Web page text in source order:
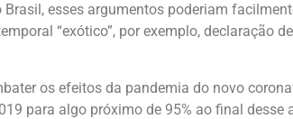
esses argumentos poderiam
“exótico”, por exemplo, declaração
os efeitos da pandemia do novo
para algo próximo de 95% ao final desse